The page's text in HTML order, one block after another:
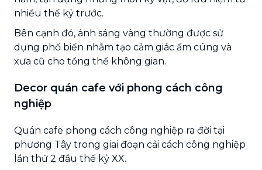
nhiều thế kỷ trước.
Bên cạnh đó, ánh sáng vàng thường được sử
dụng phổ biến nhằm tạo cảm giác ấm cúng và
xưa cũ cho tổng thể không gian.
Decor quán cafe với phong cách công
nghiệp
Quán cafe phong cách công nghiệp ra đời tại
phương Tây trong giai đoạn cải cách công nghiệp
lần thứ 2 đầu thế kỷ XX.